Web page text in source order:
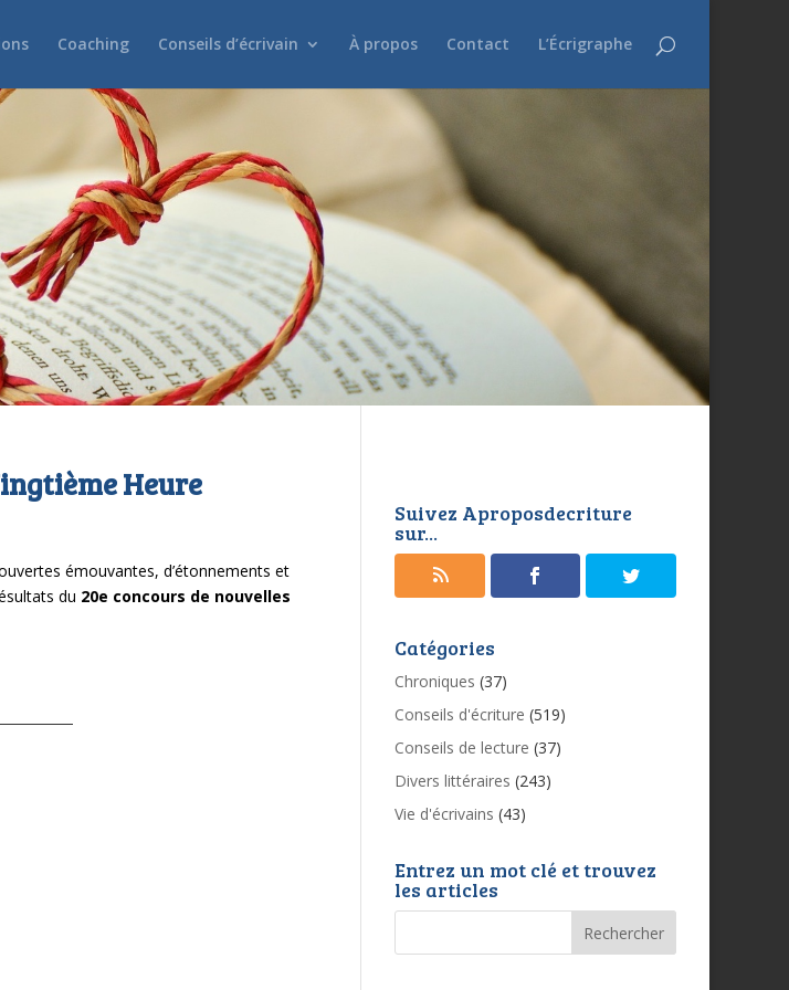
Coaching Conseils d’écrivain À propos Contact L’Écrigraphe
Heure
émouvantes, d’étonnements et
du 20e concours de nouvelles
Suivez Aproposdecriture
sur...
Catégories
Chroniques (37)
Conseils d'écriture (519)
Conseils de lecture (37)
Divers littéraires (243)
Vie d'écrivains (43)
Entrez un mot clé et trouvez
les articles